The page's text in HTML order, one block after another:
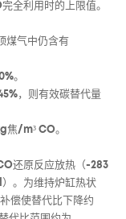
全利用时的上限值。
煤气中仍含有
。
，则有效碳替代量
焦/m³ CO。
还原反应放热（-283
。为维持炉缸热状
偿使替代比下降约